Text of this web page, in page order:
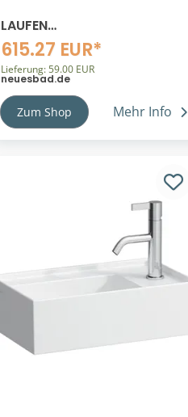
LAUFEN
Waschtischunterschrank
SONAR f.WT H810342
580x240 2 Türen Kupfer,
H4054830340411
H4054830340411
615.27 EUR*
Lieferung: 59.00 EUR
neuesbad.de
Zum Shop Mehr Info